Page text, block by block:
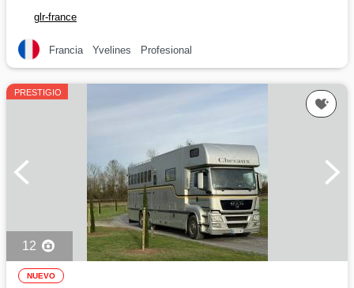
glr-france
Francia Yvelines Profesional
PRESTIGIO
12
NUEVO